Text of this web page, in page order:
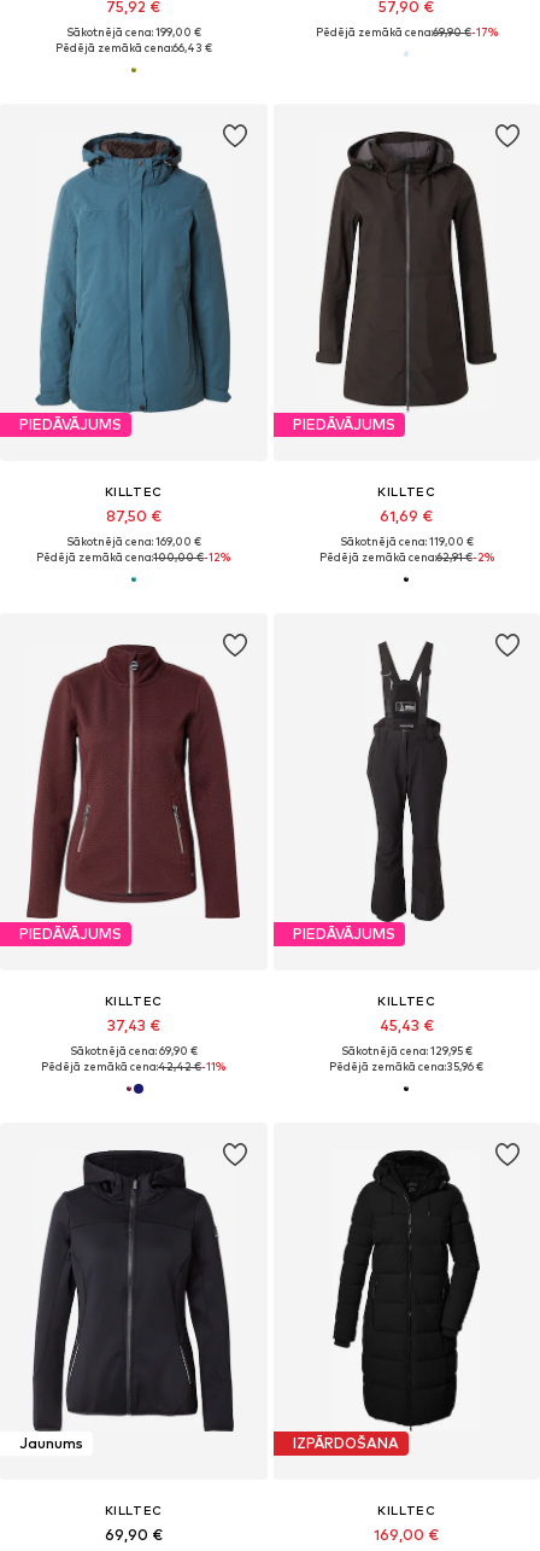
75,92 €
Sākotnējā cena: 199,00 €
Pēdējā zemākā cena:66,43 €
57,90 €
Pēdējā zemākā cena:69,90 €-17%
PIEDĀVĀJUMS
KILLTEC
87,50 €
Sākotnējā cena: 169,00 €
Pēdējā zemākā cena:100,00 €-12%
PIEDĀVĀJUMS
KILLTEC
61,69 €
Sākotnējā cena: 119,00 €
Pēdējā zemākā cena:62,91 €-2%
PIEDĀVĀJUMS
KILLTEC
37,43 €
Sākotnējā cena: 69,90 €
Pēdējā zemākā cena:42,42 €-11%
PIEDĀVĀJUMS
KILLTEC
45,43 €
Sākotnējā cena: 129,95 €
Pēdējā zemākā cena:35,96 €
Jaunums
KILLTEC
69,90 €
IZPĀRDOŠANA
KILLTEC
169,00 €